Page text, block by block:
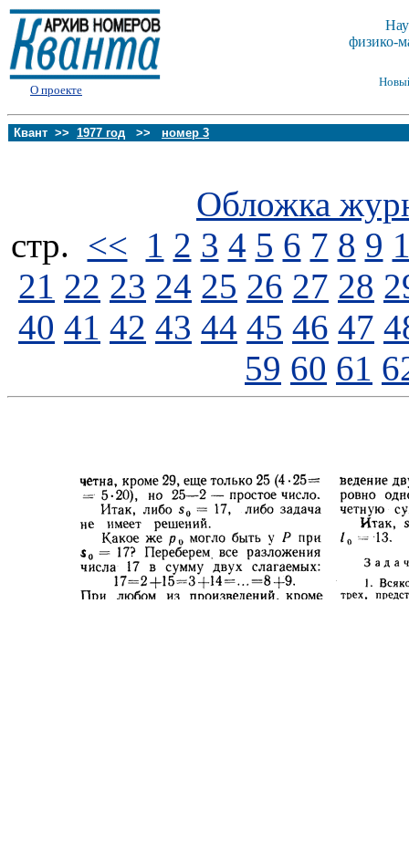
О проекте
физико-
Квант >> 1977 год >> номер 3
Обложка
стp. << 1 2 3 4 5 6 7 8 9
21 22 23 24 25 26 27 28
40 41 42 43 44 45 46 47
59 60 61